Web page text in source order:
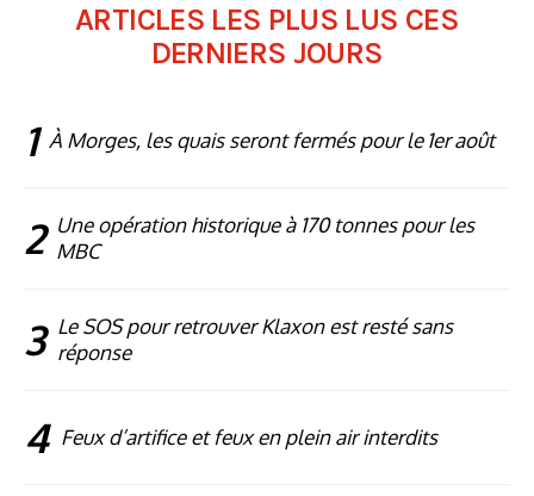
ARTICLES LES PLUS LUS CES
DERNIERS JOURS
1 À Morges, les quais seront fermés pour le 1er août
2 Une opération historique à 170 tonnes pour les
MBC
3 Le SOS pour retrouver Klaxon est resté sans
réponse
4 Feux d’artifice et feux en plein air interdits